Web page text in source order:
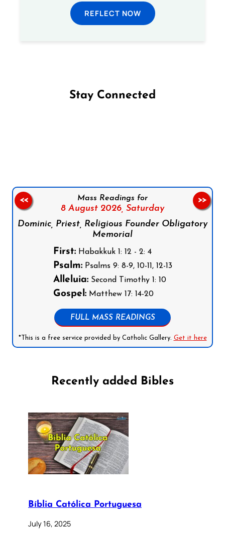
REFLECT NOW
Stay Connected
Mass Readings for
8 August 2026, Saturday
Dominic, Priest, Religious Founder Obligatory
Memorial
First:Habakkuk 1: 12 - 2: 4
Psalm:Psalms 9: 8-9, 10-11, 12-13
Alleluia:Second Timothy 1: 10
Gospel:Matthew 17: 14-20
FULL MASS READINGS
*This is a free service provided by Catholic Gallery. Get it here
<< >>
Recently added Bibles
Bíblia Católica Portuguesa
July 16, 2025